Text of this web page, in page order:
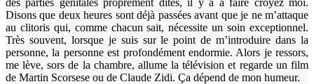
Disons que deux heures sont déjà passées avant que je ne m’attaque
au clitoris qui, comme chacun sait, nécessite un soin exceptionnel.
Très souvent, lorsque je suis sur le point de m’introduire dans la
personne, la personne est profondément endormie. Alors je ressors,
me lève, sors de la chambre, allume la télévision et regarde un film
de Martin Scorsese ou de Claude Zidi. Ça dépend de mon humeur.